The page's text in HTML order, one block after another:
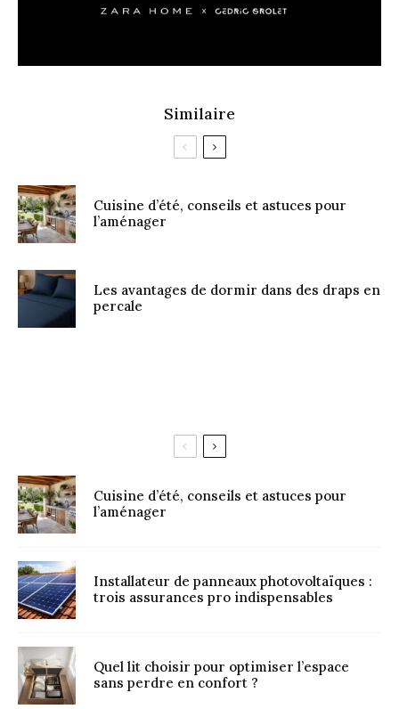
Similaire
Cuisine d’été, conseils et astuces pour
l’aménager
Les avantages de dormir dans des draps en
percale
Cuisine d’été, conseils et astuces pour
l’aménager
Installateur de panneaux photovoltaïques :
trois assurances pro indispensables
Quel lit choisir pour optimiser l’espace
sans perdre en confort ?